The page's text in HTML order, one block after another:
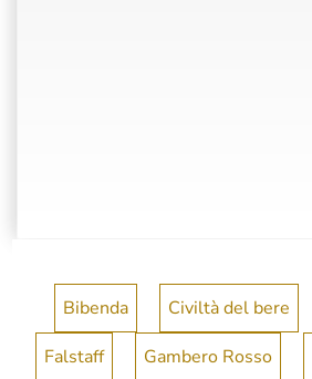
Bibenda Civiltà del bere
Falstaff
Gambero Rosso